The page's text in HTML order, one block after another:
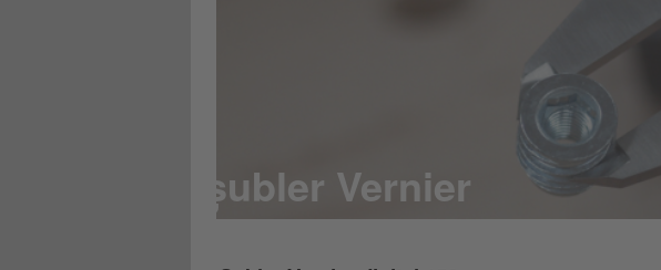
șubler Vernier